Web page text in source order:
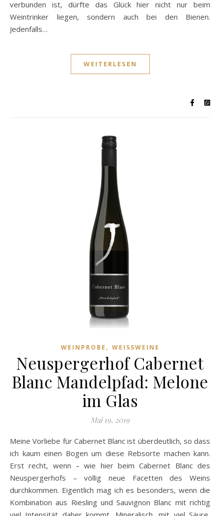
verbunden ist, dürfte das Glück hier nicht nur beim
Weintrinker liegen, sondern auch bei den Bienen.
Jedenfalls…
WEITERLESEN
WEINPROBE , WEISSWEINE
Neuspergerhof Cabernet
Blanc Mandelpfad: Melone
im Glas
Mai 19, 2019
Meine Vorliebe für Cabernet Blanc ist überdeutlich, so dass
ich kaum einen Bogen um diese Rebsorte machen kann.
Erst recht, wenn – wie hier beim Cabernet Blanc des
Neuspergerhofs – völlig neue Facetten des Weins
durchkommen. Eigentlich mag ich es besonders, wenn die
Kombination aus Riesling und Sauvignon Blanc mit richtig